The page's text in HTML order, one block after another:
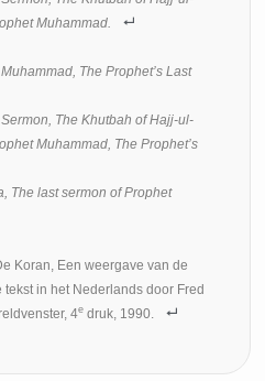
Muhammad.
The Prophet’s Last
The Khutbah of Hajj-ul-
Muhammad, The Prophet’s
The last sermon of Prophet
Koran, Een weergave van de
in het Nederlands door Fred
4e druk, 1990.